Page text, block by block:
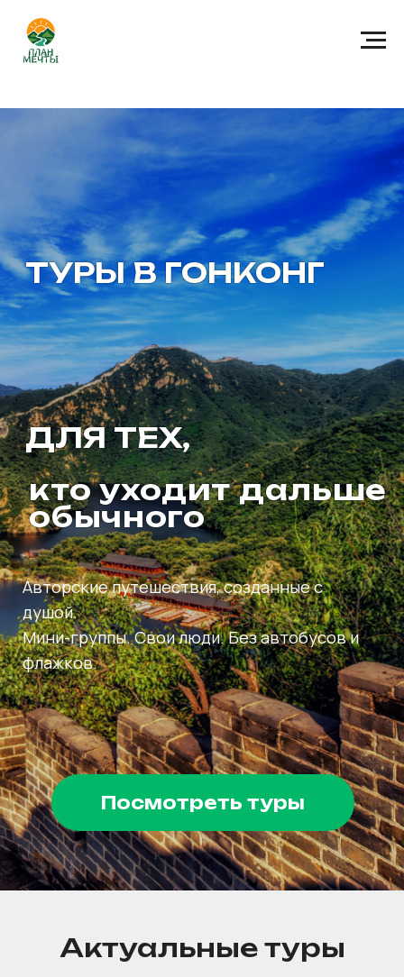
ТУРЫ В ГОНКОНГ
ДЛЯ ТЕХ,
кто уходит дальше
обычного
Посмотреть туры
Авторские путешествия, созданные с
душой.
Мини-группы. Свои люди. Без автобусов и
флажков.
Актуальные туры